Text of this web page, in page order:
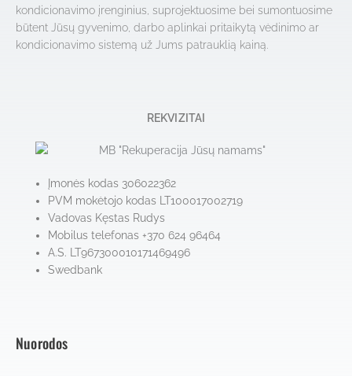
kondicionavimo įrenginius, suprojektuosime bei sumontuosime
būtent Jūsų gyvenimo, darbo aplinkai pritaikytą vėdinimo ar
kondicionavimo sistemą už Jums patrauklią kainą.
REKVIZITAI
Įmonės kodas 306022362
PVM mokėtojo kodas LT100017002719
Vadovas Kęstas Rudys
Mobilus telefonas +370 624 96464
A.S. LT967300010171469496
Swedbank
Nuorodos